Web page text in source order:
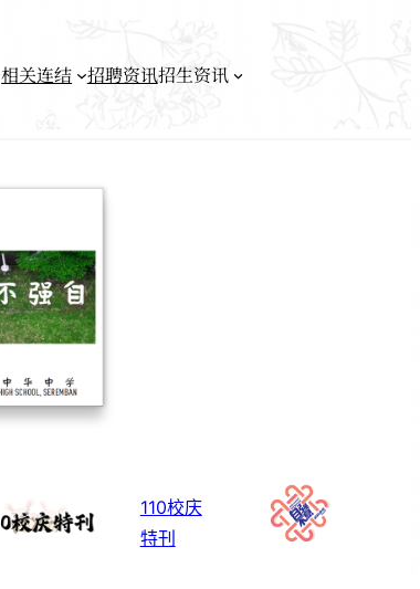
相关连结 招聘资讯招生资讯
110校庆
特刊